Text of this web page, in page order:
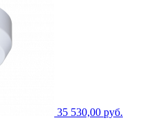
35 530,00 руб.